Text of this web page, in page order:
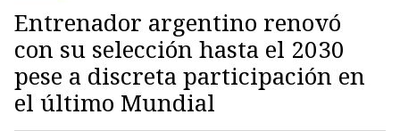
Entrenador argentino renovó
con su selección hasta el 2030
pese a discreta participación en
el último Mundial